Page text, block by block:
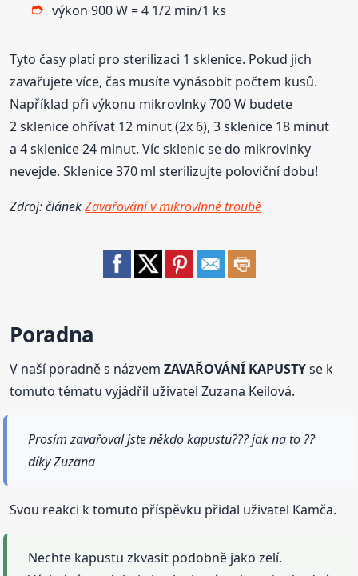
výkon 900 W = 4 1/2 min/1 ks
Tyto časy platí pro sterilizaci 1 sklenice. Pokud jich
zavařujete více, čas musíte vynásobit počtem kusů.
Například při výkonu mikrovlnky 700 W budete
2 sklenice ohřívat 12 minut (2x 6), 3 sklenice 18 minut
a 4 sklenice 24 minut. Víc sklenic se do mikrovlnky
nevejde. Sklenice 370 ml sterilizujte poloviční dobu!
Zdroj: článekZavařování v mikrovlnné troubě
Poradna
V naší poradně s názvemZAVAŘOVÁNÍ KAPUSTYse k
tomuto tématu vyjádřil uživatel Zuzana Keilová.
Prosím zavařoval jste někdo kapustu??? jak na to ??
díky Zuzana
Svou reakci k tomuto příspěvku přidal uživatel Kamča.
Nechte kapustu zkvasit podobně jako zelí.